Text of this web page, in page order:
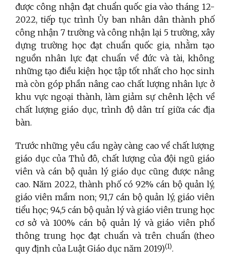
được công nhận đạt chuẩn quốc gia vào tháng 12-
2022, tiếp tục trình Ủy ban nhân dân thành phố
công nhận 7 trường và công nhận lại 5 trường, xây
dựng trường học đạt chuẩn quốc gia, nhằm tạo
nguồn nhân lực đạt chuẩn về đức và tài, không
những tạo điều kiện học tập tốt nhất cho học sinh
mà còn góp phần nâng cao chất lượng nhân lực ở
khu vực ngoại thành, làm giảm sự chênh lệch về
chất lượng giáo dục, trình độ dân trí giữa các địa
bàn.
Trước những yêu cầu ngày càng cao về chất lượng
giáo dục của Thủ đô, chất lượng của đội ngũ giáo
viên và cán bộ quản lý giáo dục cũng được nâng
cao. Năm 2022, thành phố có 92% cán bộ quản lý,
giáo viên mầm non; 91,7 cán bộ quản lý, giáo viên
tiểu học; 94,5 cán bộ quản lý và giáo viên trung học
cơ sở và 100% cán bộ quản lý và giáo viên phổ
thông trung học đạt chuẩn và trên chuẩn (theo
quy định của Luật Giáo dục năm 2019)(1).